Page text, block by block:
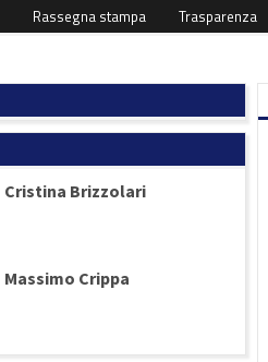
Rassegna stampa Trasparenza
Cristina Brizzolari
Massimo Crippa